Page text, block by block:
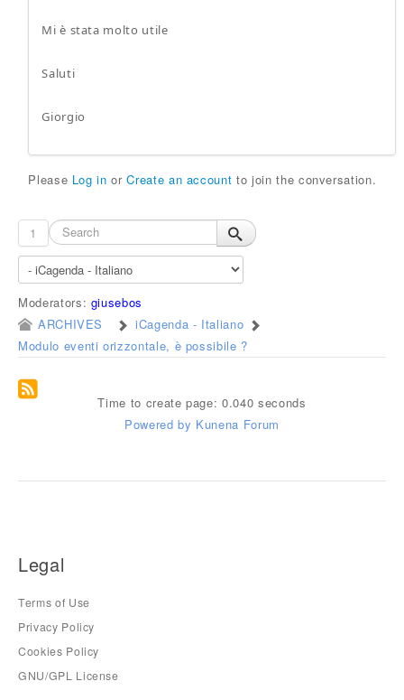
Mi è stata molto utile
Saluti
Giorgio
Please Log in orCreate an account to join the conversation.
1
Moderators: giusebos
ARCHIVES
iCagenda - Italiano
Modulo eventi orizzontale, è possibile ?
Time to create page: 0.040 seconds
Powered by Kunena Forum
Legal
Terms of Use
Privacy Policy
Cookies Policy
GNU/GPL License